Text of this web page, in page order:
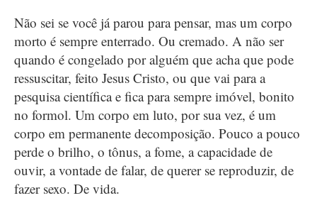
Não sei se você já parou para pensar, mas um corpo
morto é sempre enterrado. Ou cremado. A não ser
quando é congelado por alguém que acha que pode
ressuscitar, feito Jesus Cristo, ou que vai para a
pesquisa científica e fica para sempre imóvel, bonito
no formol. Um corpo em luto, por sua vez, é um
corpo em permanente decomposição. Pouco a pouco
perde o brilho, o tônus, a fome, a capacidade de
ouvir, a vontade de falar, de querer se reproduzir, de
fazer sexo. De vida.